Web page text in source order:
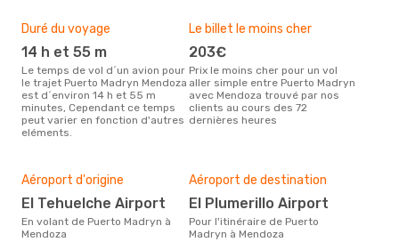
Duré du voyage
14 h et 55 m
Le temps de vol d´un avion pour
le trajet Puerto Madryn Mendoza
est d´environ 14 h et 55 m
minutes, Cependant ce temps
peut varier en fonction d'autres
eléments.
Le billet le moins cher
203€
Prix le moins cher pour un vol
aller simple entre Puerto Madryn
avec Mendoza trouvé par nos
clients au cours des 72
dernières heures
Aéroport d'origine
El Tehuelche Airport
En volant de Puerto Madryn à
Mendoza
Aéroport de destination
El Plumerillo Airport
Pour l'itinéraire de Puerto
Madryn à Mendoza